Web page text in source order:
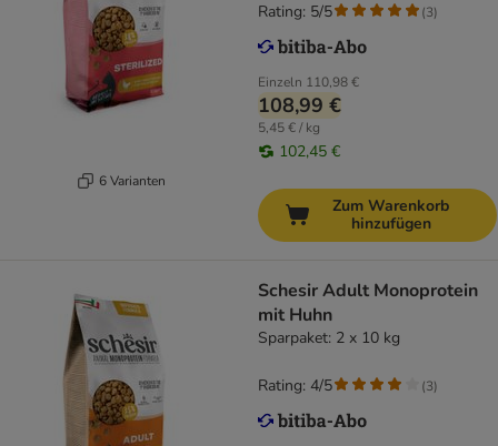
6 Varianten
Einzeln 110,98 €
108,99 €
5,45 € / kg
102,45 €
Rating: 5/5 (3)
Zum Warenkorb
hinzufügen
Schesir Adult Monoprotein
mit Huhn
Sparpaket: 2 x 10 kg
Rating: 4/5 (3)